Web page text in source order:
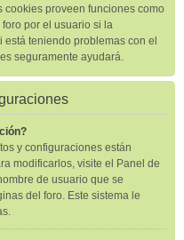
cookies proveen funciones como
por el usuario si la
teniendo problemas con el
seguramente ayudará.
y configuraciones están
modificarlos, visite el Panel de
de usuario que se
del foro. Este sistema le